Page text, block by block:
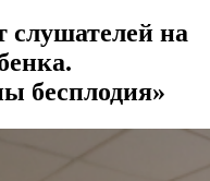
слушателей на
бесплодия»